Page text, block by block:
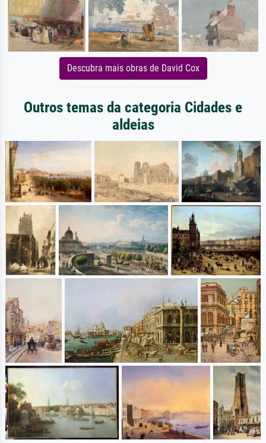
Descubra mais obras de David Cox
Outros temas da categoria Cidades e
aldeias